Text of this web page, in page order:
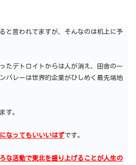
と言われてますが、そんなのは机上に予
たデトロイトからは人が消え、田舎の一
バレーは世界的企業がひしめく最先端地
す。
なってもいいいはずです。
な活動で東北を盛り上げることが人生の